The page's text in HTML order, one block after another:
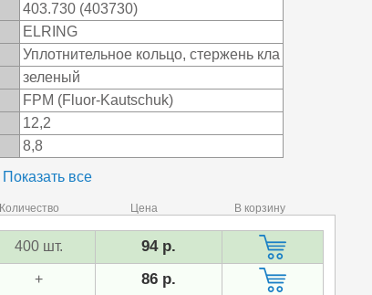
403.730 (403730)
ELRING
Уплотнительное кольцо, стержень кла
зеленый
FPM (Fluor-Kautschuk)
12,2
8,8
Показать все
Количество Цена В корзину
400 шт. 94 р.
+ 86 р.